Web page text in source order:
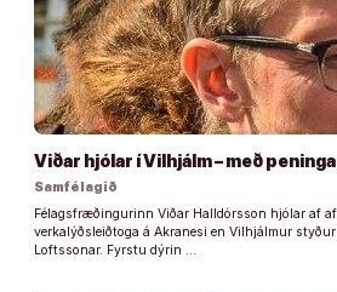
Viðar hjólar í Vilhjálm – með
Samfélagið
Félagsfræðingurinn Viðar Halldórsson hjólar af
verkalýðsleiðtoga á Akranesi en Vilhjálmur
Loftssonar. Fyrstu dýrin …